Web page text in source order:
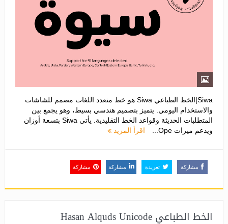
Siwa|الخط الطباعي Siwa هو خط متعدد اللغات مصمم للشاشات
والاستخدام اليومي. يتميز بتصميم هندسي بسيط، وهو يجمع بين
المتطلبات الحديثة وقواعد الخط التقليدية. يأتي Siwa بتسعة أوزان
ويدعم ميزات Ope...
اقرأ المزيد
مشاركة تغريدة مشاركة مشاركة
الخط الطباعي Hasan Alquds Unicode